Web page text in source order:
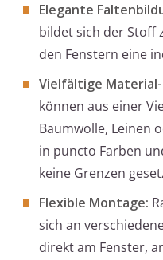
Elegante
bildet sich der Stoff
den Fenstern eine
Vielfältige
können aus einer
Baumwolle, Leinen
in puncto Farben
keine Grenzen
Flexible Montage:
sich an
direkt am Fenster,